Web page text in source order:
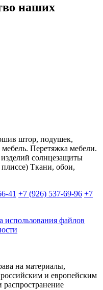
наших
штор, подушек,
Перетяжка мебели.
солнцезащиты
Ткани, обои,
41 +7 (926) 537-69-96 +7
использования файлов
на материалы,
и европейским
распространение